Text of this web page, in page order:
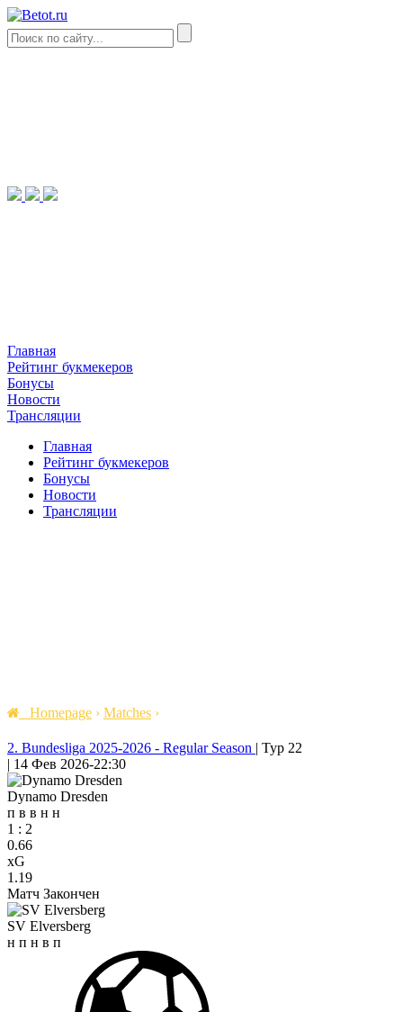
Главная
Рейтинг букмекеров
Бонусы
Новости
Трансляции
Главная
Рейтинг букмекеров
Бонусы
Новости
Трансляции
Homepage › Matches ›
2. Bundesliga 2025-2026 - Regular Season | Тур 22
| 14 Фев 2026-22:30
Dynamo Dresden
п в в н н
1 : 2
0.66
xG
1.19
Матч Закончен
SV Elversberg
н п н в п